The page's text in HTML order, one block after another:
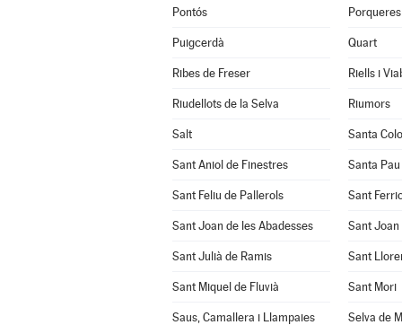
Pontós Porqueres
Puigcerdà Quart
Ribes de Freser Riells i
Riudellots de la Selva Riumors
Salt Santa
Sant Aniol de Finestres Santa Pau
Sant Feliu de Pallerols Sant
Sant Joan de les Abadesses Sant Joan
Sant Julià de Ramis Sant
Sant Miquel de Fluvià Sant Mori
Saus, Camallera i Llampaies Selva de